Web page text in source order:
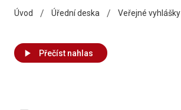
Úvod / Úřední deska / Veřejné vyhlášky
Přečíst nahlas